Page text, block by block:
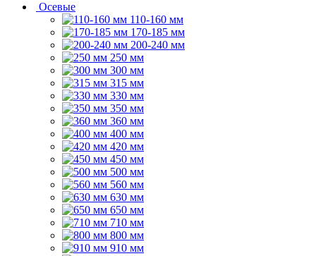
Осевые
110-160 мм
170-185 мм
200-240 мм
250 мм
300 мм
315 мм
330 мм
350 мм
360 мм
400 мм
420 мм
450 мм
500 мм
560 мм
630 мм
650 мм
710 мм
800 мм
910 мм